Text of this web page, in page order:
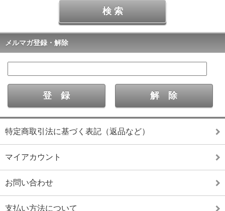
メルマガ登録・解除
特定商取引法に基づく表記（返品など）
マイアカウント
お問い合わせ
支払い方法について